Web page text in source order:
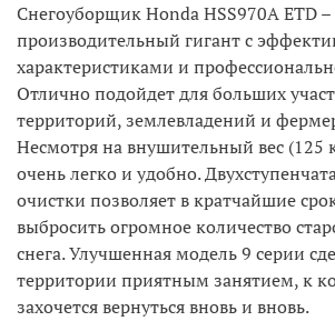
Снегоуборщик Honda HSS970A ETD –
производительный гигант с
характеристиками и
Отлично подойдет для больших
территорий, землевладений и
Несмотря на внушительный вес (125
очень легко и удобно.
очистки позволяет в кратчайшие
выбросить огромное количество
снега. Улучшенная модель 9 серии
территории приятным занятием, к
захочется вернуться вновь и вновь.